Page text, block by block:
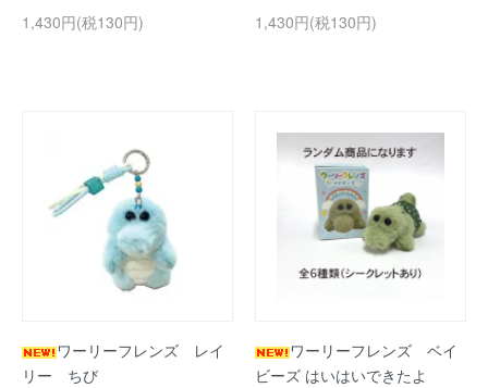
1,430円(税130円)
1,430円(税130円)
ワーリーフレンズ レイ
リー ちび
ワーリーフレンズ ベイ
ビーズ はいはいできたよ